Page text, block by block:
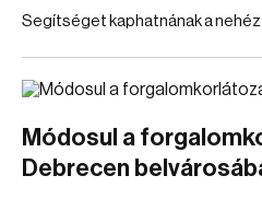
Segítséget kaphatnának a
Módosul a
Debrecen